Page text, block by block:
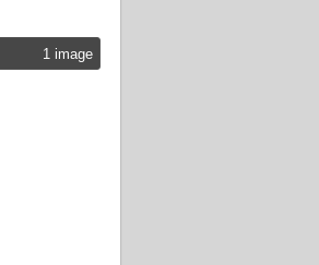
1 image